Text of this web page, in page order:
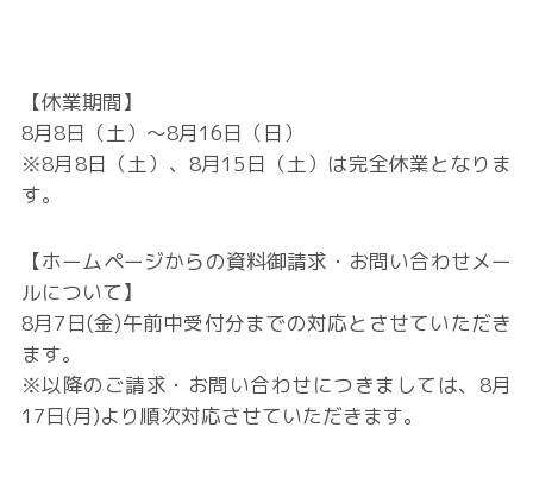
【休業期間】
8月8日（土）〜8月16日（日）
※8月8日（土）、8月15日（土）は完全休業となりま
す。
【ホームページからの資料御請求・お問い合わせメー
ルについて】
8月7日(金)午前中受付分までの対応とさせていただき
ます。
※以降のご請求・お問い合わせにつきましては、8月
17日(月)より順次対応させていただきます。